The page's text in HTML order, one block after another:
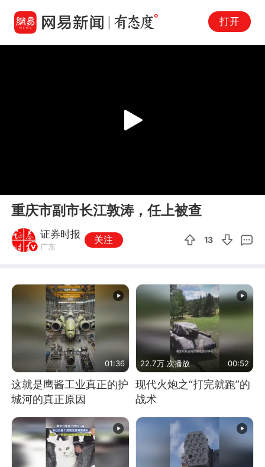
打开
Play
重庆市副市长江敦涛，任上被查
证券时报
广东
关注 13
01:36
这就是鹰酱工业真正的护
城河的真正原因
22.7万 次播放 00:52
现代火炮之“打完就跑”的
战术